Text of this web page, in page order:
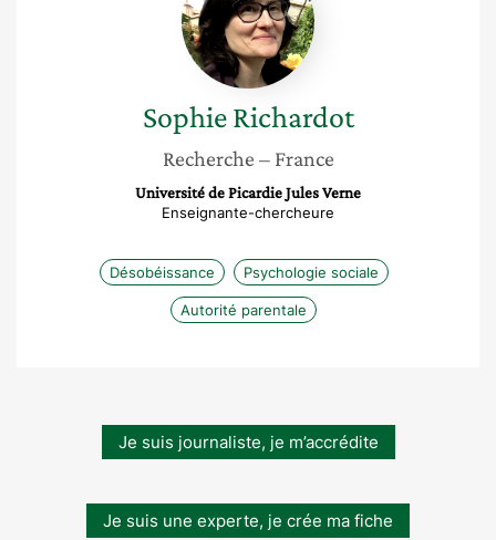
Sophie Richardot
Recherche – France
Université de Picardie Jules Verne
Enseignante-chercheure
Désobéissance Psychologie sociale
Autorité parentale
Je suis journaliste, je m’accrédite
Je suis une experte, je crée ma fiche